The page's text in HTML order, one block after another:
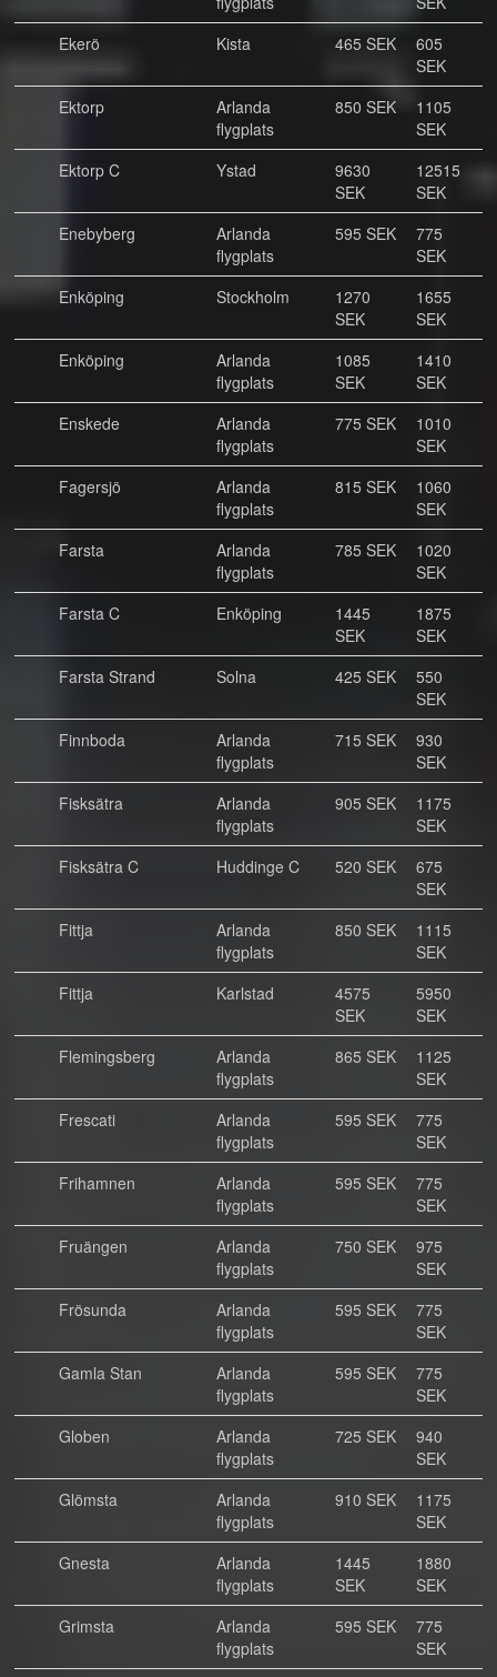
Ekerö
Kista 465 SEK
605
SEK
Ektorp
Arlanda
flygplats
850 SEK
1105
SEK
Ektorp C
Ystad
9630
SEK
12515
SEK
Enebyberg
Arlanda
flygplats
595 SEK
775
SEK
Enköping
Stockholm
1270
SEK
1655
SEK
Enköping
Arlanda
flygplats
1085
SEK
1410
SEK
Enskede
Arlanda
flygplats
775 SEK
1010
SEK
Fagersjö
Arlanda
flygplats
815 SEK
1060
SEK
Farsta
Arlanda
flygplats
785 SEK
1020
SEK
Farsta C
Enköping
1445
SEK
1875
SEK
Farsta Strand
Solna 425 SEK
550
SEK
Finnboda
Arlanda
flygplats
715 SEK
930
SEK
Fisksätra
Arlanda
flygplats
905 SEK
1175
SEK
Fisksätra C
Huddinge C 520 SEK
675
SEK
Fittja
Arlanda
flygplats
850 SEK
1115
SEK
Fittja
Karlstad
4575
SEK
5950
SEK
Flemingsberg
Arlanda
flygplats
865 SEK
1125
SEK
Frescati
Arlanda
flygplats
595 SEK
775
SEK
Frihamnen
Arlanda
flygplats
595 SEK
775
SEK
Fruängen
Arlanda
flygplats
750 SEK
975
SEK
Frösunda
Arlanda
flygplats
595 SEK
775
SEK
Gamla Stan
Arlanda
flygplats
595 SEK
775
SEK
Globen
Arlanda
flygplats
725 SEK
940
SEK
Glömsta
Arlanda
flygplats
910 SEK
1175
SEK
Gnesta
Arlanda
flygplats
1445
SEK
1880
SEK
Grimsta
Arlanda
flygplats
595 SEK
775
SEK